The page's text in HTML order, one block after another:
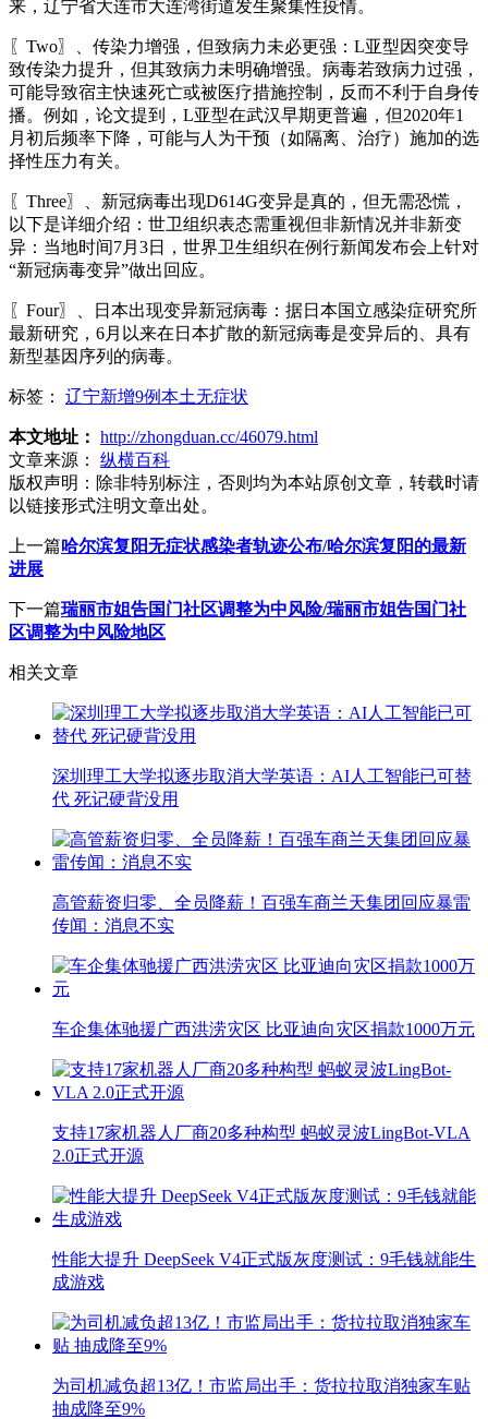
来，辽宁省大连市大连湾街道发生聚集性疫情。
〖Two〗、传染力增强，但致病力未必更强：L亚型因突变导
致传染力提升，但其致病力未明确增强。病毒若致病力过强，
可能导致宿主快速死亡或被医疗措施控制，反而不利于自身传
播。例如，论文提到，L亚型在武汉早期更普遍，但2020年1
月初后频率下降，可能与人为干预（如隔离、治疗）施加的选
择性压力有关。
〖Three〗、新冠病毒出现D614G变异是真的，但无需恐慌，
以下是详细介绍：世卫组织表态需重视但非新情况并非新变
异：当地时间7月3日，世界卫生组织在例行新闻发布会上针对
“新冠病毒变异”做出回应。
〖Four〗、日本出现变异新冠病毒：据日本国立感染症研究所
最新研究，6月以来在日本扩散的新冠病毒是变异后的、具有
新型基因序列的病毒。
标签： 辽宁新增9例本土无症状
本文地址： http://zhongduan.cc/46079.html
文章来源：
纵横百科
版权声明： 除非特别标注，否则均为本站原创文章，转载时请
以链接形式注明文章出处。
上一篇哈尔滨复阳无症状感染者轨迹公布/哈尔滨复阳的最新
进展
下一篇瑞丽市姐告国门社区调整为中风险/瑞丽市姐告国门社
区调整为中风险地区
相关文章
深圳理工大学拟逐步取消大学英语：AI人工智能已可替
代 死记硬背没用
高管薪资归零、全员降薪！百强车商兰天集团回应暴雷
传闻：消息不实
车企集体驰援广西洪涝灾区 比亚迪向灾区捐款1000万元
支持17家机器人厂商20多种构型 蚂蚁灵波LingBot-VLA
2.0正式开源
性能大提升 DeepSeek V4正式版灰度测试：9毛钱就能生
成游戏
为司机减负超13亿！市监局出手：货拉拉取消独家车贴
抽成降至9%